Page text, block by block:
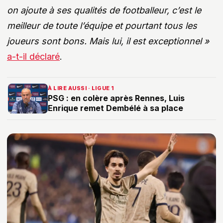
on ajoute à ses qualités de footballeur, c’est le
meilleur de toute l’équipe et pourtant tous les
joueurs sont bons. Mais lui, il est exceptionnel »
a-t-il déclaré.
À LIRE AUSSI · LIGUE 1
PSG : en colère après Rennes, Luis
Enrique remet Dembélé à sa place